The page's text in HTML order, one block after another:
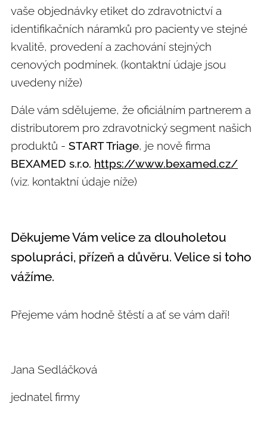
vaše objednávky etiket do zdravotnictví a
identifikačních náramků pro pacienty ve stejné
kvalitě, provedení a zachování stejných
cenových podmínek. (kontaktní údaje jsou
uvedeny níže)
Dále vám sdělujeme, že oficiálním partnerem a
distributorem pro zdravotnický segment našich
produktů - START Triage, je nově firma
BEXAMED s.r.o. https://www.bexamed.cz/
(viz. kontaktní údaje níže)
Děkujeme Vám velice za dlouholetou
spolupráci, přízeň a důvěru. Velice si toho
vážíme.
Přejeme vám hodně štěstí a ať se vám daří!
Jana Sedláčková
jednatel firmy